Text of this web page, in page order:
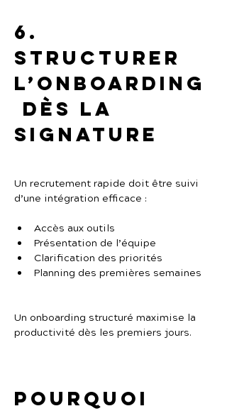
6.
Structurer
l’onboarding
dès la
signature
Un recrutement rapide doit être suivi
d’une intégration efficace :
Accès aux outils
Présentation de l’équipe
Clarification des priorités
Planning des premières semaines
Un onboarding structuré maximise la
productivité dès les premiers jours.
Pourquoi